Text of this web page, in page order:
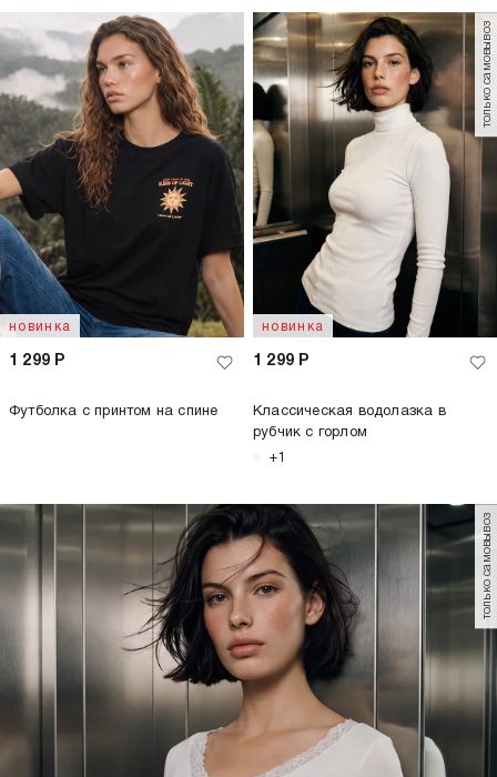
новинка
1 299 Р
Футболка с принтом на спине
новинка
только самовывоз
1 299 Р
Классическая водолазка в
рубчик с горлом
+1
только самовывоз